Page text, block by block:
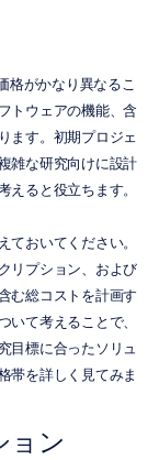
格がかなり異なるこ
トウェアの機能、含
ます。初期プロジェ
雑な研究向けに設計
ると役立ちます。
おいてください。
リプション、および
む総コストを計画す
て考えることで、
目標に合ったソリュ
帯を詳しく見てみま
ョン